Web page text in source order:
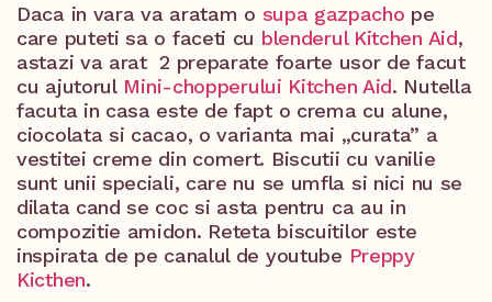
Daca in vara va aratam o supa gazpacho pe
care puteti sa o faceti cu blenderul Kitchen Aid,
astazi va arat 2 preparate foarte usor de facut
cu ajutorul Mini-chopperului Kitchen Aid. Nutella
facuta in casa este de fapt o crema cu alune,
ciocolata si cacao, o varianta mai „curata” a
vestitei creme din comert. Biscutii cu vanilie
sunt unii speciali, care nu se umfla si nici nu se
dilata cand se coc si asta pentru ca au in
compozitie amidon. Reteta biscuitilor este
inspirata de pe canalul de youtube Preppy
Kicthen.